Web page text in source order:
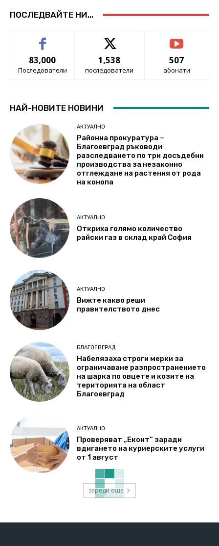
ПОСЛЕДВАЙТЕ НИ...
83,000
Последователи
1,538
последователи
507
абонати
НАЙ-НОВИТЕ НОВИНИ
АКТУАЛНО
Районна прокуратура –
Благоевград ръководи
разследването по три досъдебни
производства за незаконно
отглеждане на растения от рода
на конопа
АКТУАЛНО
Откриха голямо количество
райски газ в склад край София
АКТУАЛНО
Вижте какво реши
правителството днес
БЛАГОЕВГРАД
Набелязаха строги мерки за
ограничаване разпространението
на шарка по овцете и козите на
територията на област
Благоевград
АКТУАЛНО
Проверяват „Еконт“ заради
вдигането на куриерските услуги
от 1 август
зареди още